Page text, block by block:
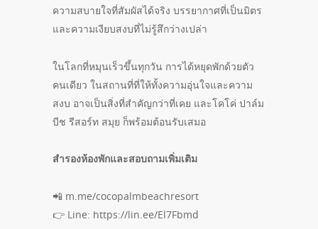
ความสบายใจที่สัมผัสได้จริง บรรยากาศที่เป็นมิตร
และความเงียบสงบที่ไม่รู้สึกว่างเปล่า
ในโลกที่หมุนเร็วขึ้นทุกวัน การได้หยุดพักด้วยตัว
คนเดียว ในสถานที่ที่ให้ทั้งความอุ่นใจและความ
สงบ อาจเป็นสิ่งที่สำคัญกว่าที่เคย และโคโค่ ปาล์ม
บีช รีสอร์ท สมุย ก็พร้อมต้อนรับเสมอ
สำรองห้องพักและสอบถามเพิ่มเติม
📲 m.me/cocopalmbeachresort
👉 Line: https://lin.ee/El7Fbmd